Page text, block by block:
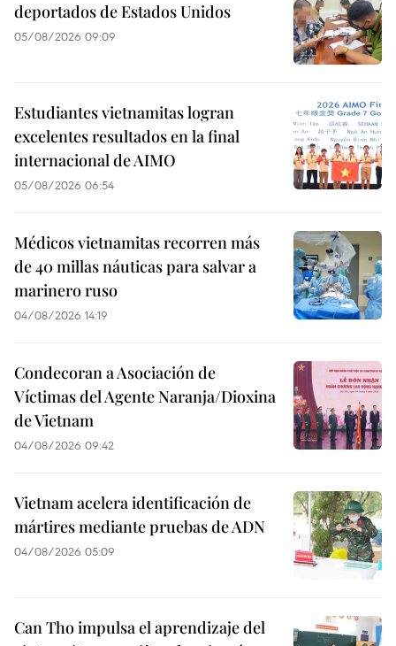
deportados de Estados Unidos
05/08/2026 09:09
Estudiantes vietnamitas logran
excelentes resultados en la final
internacional de AIMO
05/08/2026 06:54
Médicos vietnamitas recorren más
de 40 millas náuticas para salvar a
marinero ruso
04/08/2026 14:19
Condecoran a Asociación de
Víctimas del Agente Naranja/Dioxina
de Vietnam
04/08/2026 09:42
Vietnam acelera identificación de
mártires mediante pruebas de ADN
04/08/2026 05:09
Can Tho impulsa el aprendizaje del